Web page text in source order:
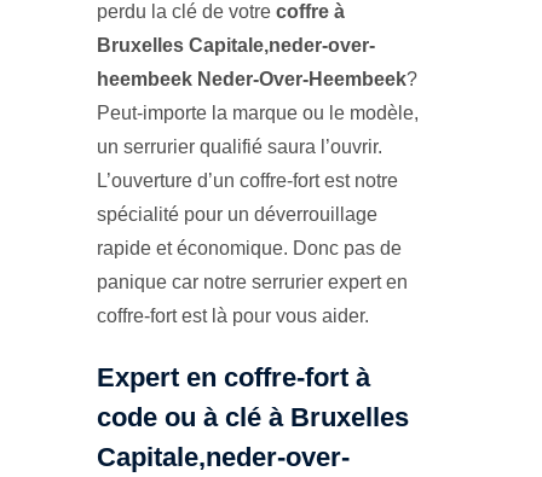
perdu la clé de votre coffre à
Bruxelles Capitale,neder-over-
heembeek Neder-Over-Heembeek?
Peut-importe la marque ou le modèle,
un serrurier qualifié saura l’ouvrir.
L’ouverture d’un coffre-fort est notre
spécialité pour un déverrouillage
rapide et économique. Donc pas de
panique car notre serrurier expert en
coffre-fort est là pour vous aider.
Expert en coffre-fort à
code ou à clé à Bruxelles
Capitale,neder-over-